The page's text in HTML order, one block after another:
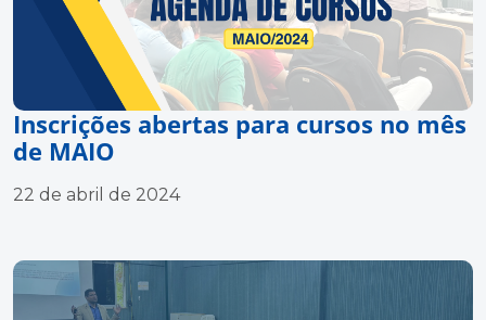
Inscrições abertas para cursos no mês
de MAIO
22 de abril de 2024